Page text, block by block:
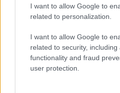
I want to allow Google to
related to personalization.
I want to allow Google to
related to security, including
functionality and fraud
user protection.